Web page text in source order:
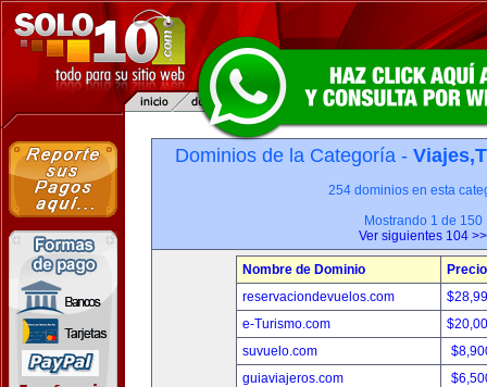
Dominios de la Categoría -
254 dominios en esta
Mostrando 1 de 150
Ver siguientes 104 >>
Nombre de Dominio
Precio
reservaciondevuelos.com
e-Turismo.com
suvuelo.com
guiaviajeros.com